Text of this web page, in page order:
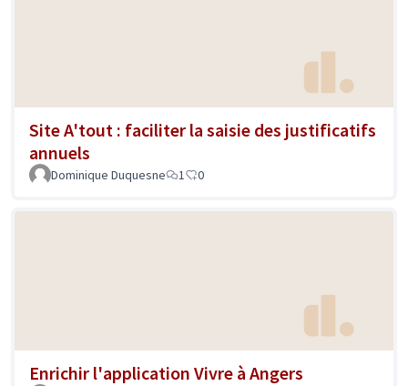
Site A'tout : faciliter la saisie des justificatifs
annuels
Dominique Duquesne 1 0
Enrichir l'application Vivre à Angers